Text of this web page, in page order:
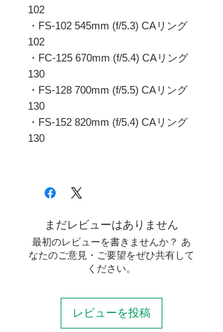
102
・FS-102 545mm (f/5.3) CAリング
102
・FC-125 670mm (f/5.4) CAリング
130
・FS-128 700mm (f/5.5) CAリング
130
・FS-152 820mm (f/5.4) CAリング
130
まだレビューはありません
最初のレビューを書きませんか？ あ
なたのご意見・ご要望をぜひ共有して
ください。
レビューを投稿